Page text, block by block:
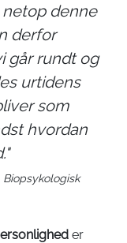
denne
derfor
går rundt og
urtidens
som
hvordan
Biopsykologisk
er